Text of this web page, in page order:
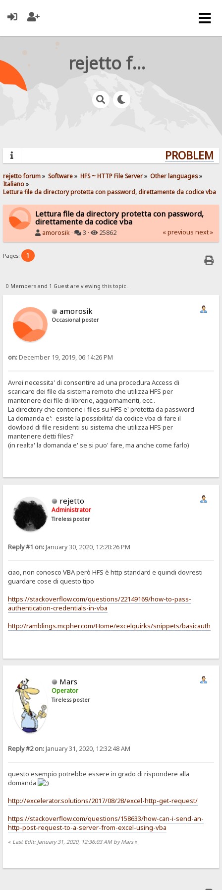
rejetto forum
rejetto forum» Software» HFS ~ HTTP File Server» Other languages»
Italiano»
Lettura file da directory protetta con password, direttamente da codice vba
Lettura file da directory protetta con password,
direttamente da codice vba
amorosik · 3 · 25862 « previous next »
Pages: 1
0 Members and 1 Guest are viewing this topic.
amorosik
Occasional poster
on:December 19, 2019, 06:14:26 PM
Avrei necessita' di consentire ad una procedura Access di
scaricare dei file da sistema remoto che utilizza HFS per
mantenere dei file di librerie, aggiornamenti, ecc..
La directory che contiene i files su HFS e' protetta da password
La domanda e': esiste la possibilita' da codice vba di fare il
dowload di file residenti su sistema che utilizza HFS per
mantenere detti files?
(in realta' la domanda e' se si puo' fare, ma anche come farlo)
rejetto
Administrator
Tireless poster
Reply #1 on:January 30, 2020, 12:20:26 PM
ciao, non conosco VBA però HFS è http standard e quindi dovresti
guardare cose di questo tipo
https://stackoverflow.com/questions/22149169/how-to-pass-
authentication-credentials-in-vba
http://ramblings.mcpher.com/Home/excelquirks/snippets/basicauth
Mars
Operator
Tireless poster
Reply #2 on:January 31, 2020, 12:32:48 AM
questo esempio potrebbe essere in grado di rispondere alla
domanda
http://excelerator.solutions/2017/08/28/excel-http-get-request/
https://stackoverflow.com/questions/158633/how-can-i-send-an-
http-post-request-to-a-server-from-excel-using-vba
« Last Edit: January 31, 2020, 12:36:03 AM by Mars»